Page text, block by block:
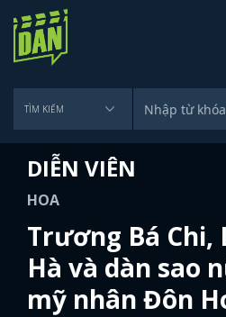
DIỄN VIÊN
HOA
Trương Bá Chi,
Hà và dàn sao
mỹ nhân Đôn